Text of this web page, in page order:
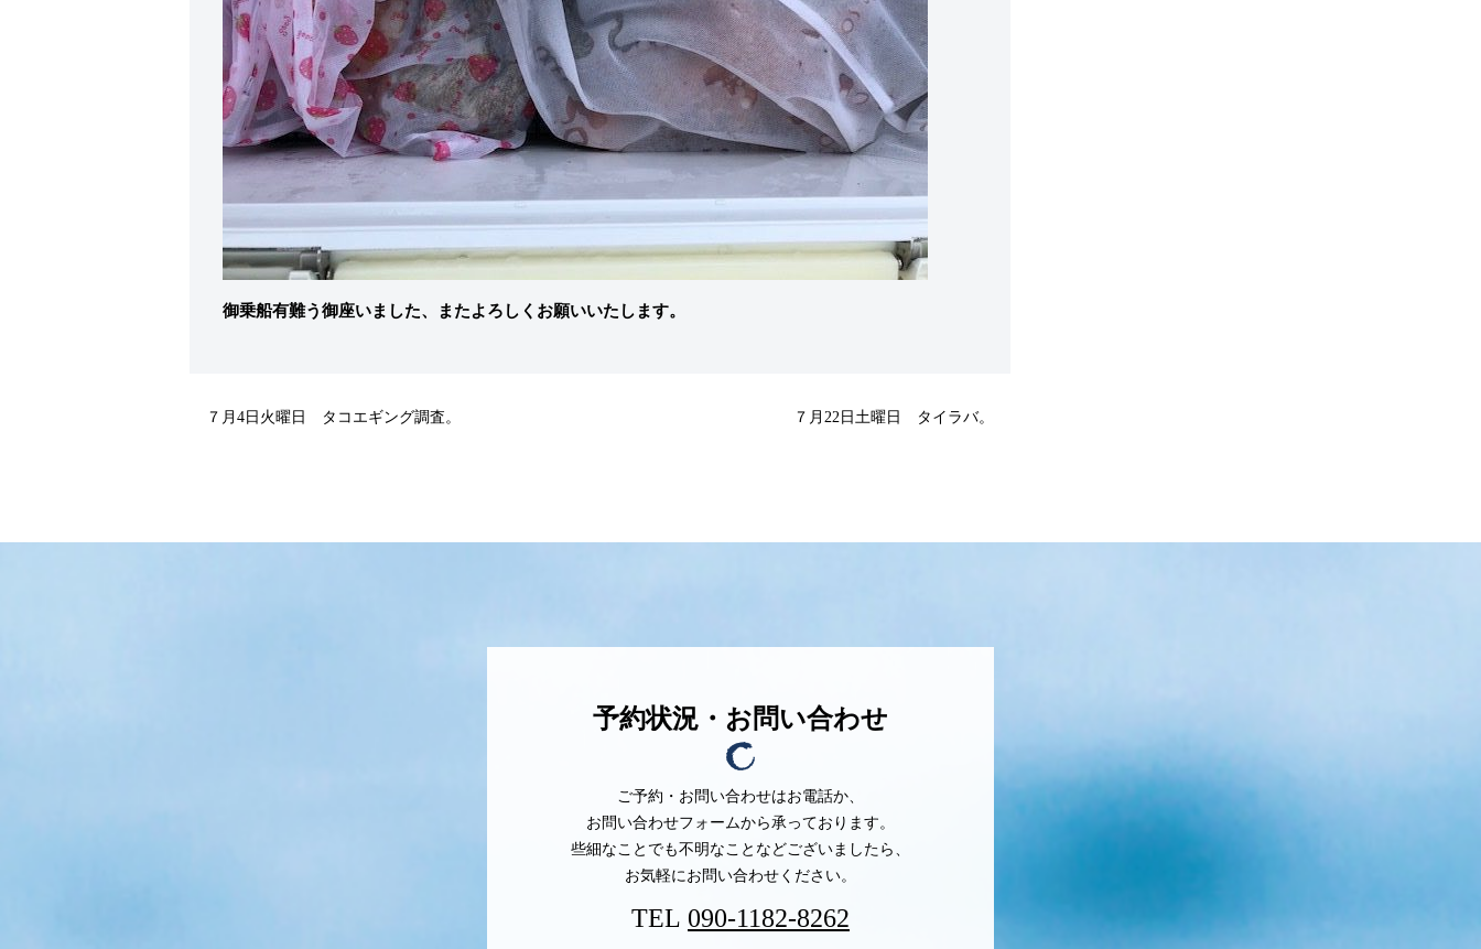
御乗船有難う御座いました、またよろしくお願いいたします。
７月4日火曜日 タコエギング調査。 ７月22日土曜日 タイラバ。
予約状況・お問い合わせ
ご予約・お問い合わせはお電話か、
お問い合わせフォームから承っております。
些細なことでも不明なことなどございましたら、
お気軽にお問い合わせください。
TEL 090-1182-8262